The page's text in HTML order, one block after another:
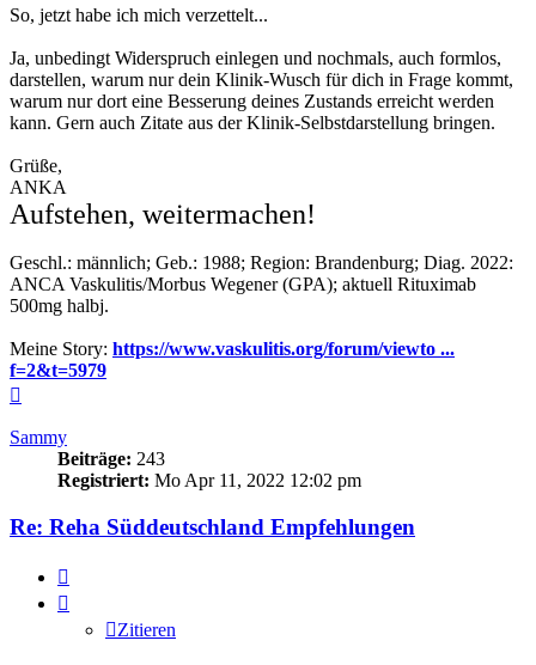
So, jetzt habe ich mich verzettelt...
Ja, unbedingt Widerspruch einlegen und nochmals, auch formlos,
darstellen, warum nur dein Klinik-Wusch für dich in Frage kommt,
warum nur dort eine Besserung deines Zustands erreicht werden
kann. Gern auch Zitate aus der Klinik-Selbstdarstellung bringen.
Grüße,
ANKA
Aufstehen, weitermachen!
Geschl.: männlich; Geb.: 1988; Region: Brandenburg; Diag. 2022:
ANCA Vaskulitis/Morbus Wegener (GPA); aktuell Rituximab
500mg halbj.
Meine Story: https://www.vaskulitis.org/forum/viewto ...
f=2&t=5979
Sammy
Beiträge: 243
Registriert: Mo Apr 11, 2022 12:02 pm
Re: Reha Süddeutschland Empfehlungen
Zitieren